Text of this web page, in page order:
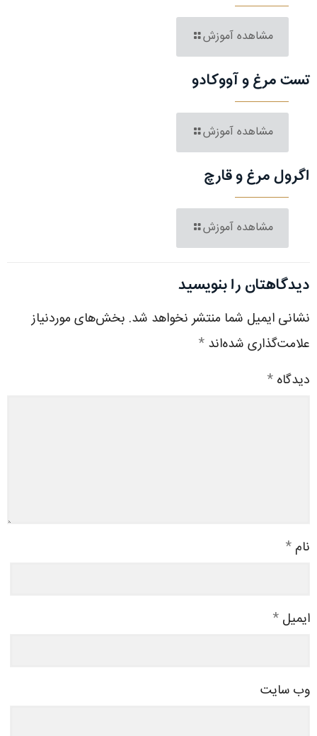
مشاهده آموزش
تست مرغ و آووکادو
مشاهده آموزش
اگرول مرغ و قارچ
مشاهده آموزش
دیدگاهتان را بنویسید
نشانی ایمیل شما منتشر نخواهد شد. بخش‌های موردنیاز
علامت‌گذاری شده‌اند *
دیدگاه *
نام *
ایمیل *
وب‌ سایت